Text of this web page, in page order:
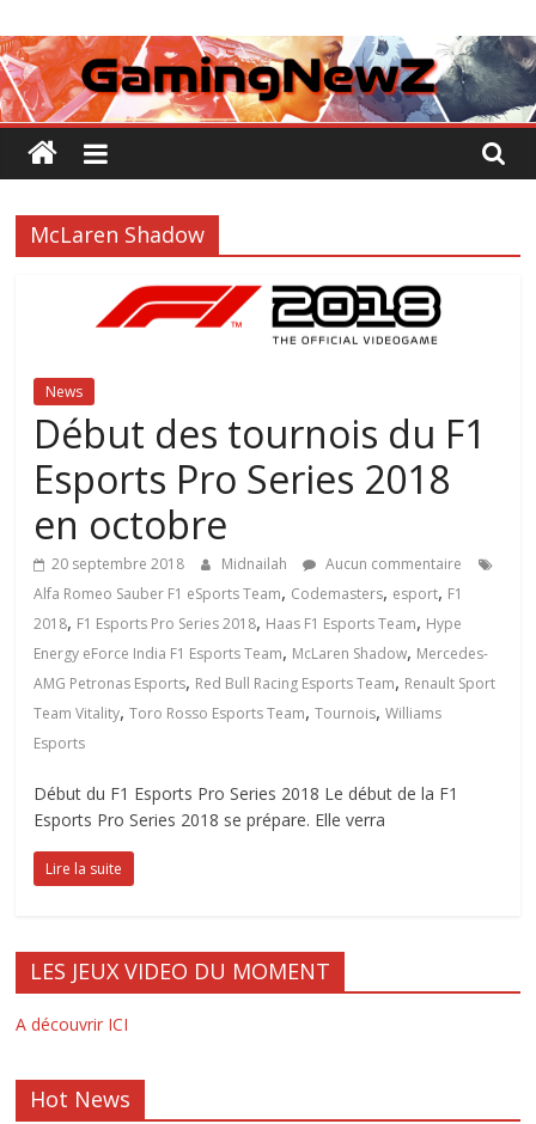
au
contenu
GamingNewZ
Tests
et
Actu
des
vidéo
McLaren Shadow
News
Début des tournois du F1
Esports Pro Series 2018
en octobre
20 septembre 2018 Midnailah
Aucun commentaire
Alfa Romeo Sauber F1 eSports Team, Codemasters, esport, F1
2018, F1 Esports Pro Series 2018, Haas F1 Esports Team, Hype
Energy eForce India F1 Esports Team, McLaren Shadow, Mercedes-
AMG Petronas Esports, Red Bull Racing Esports Team, Renault Sport
Team Vitality,Toro Rosso Esports Team,Tournois,Williams
Esports
Début du F1 Esports Pro Series 2018 Le début de la F1
Esports Pro Series 2018 se prépare. Elle verra
Lire la suite
LES JEUX VIDEO DU MOMENT
A découvrir ICI
Hot News